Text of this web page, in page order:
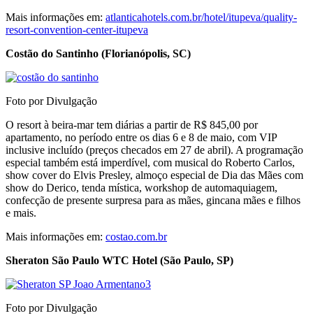
Mais informações em: atlanticahotels.com.br/hotel/itupeva/quality-
resort-convention-center-itupeva
Costão do Santinho (Florianópolis, SC)
Foto por Divulgação
O resort à beira-mar tem diárias a partir de R$ 845,00 por
apartamento, no período entre os dias 6 e 8 de maio, com VIP
inclusive incluído (preços checados em 27 de abril). A programação
especial também está imperdível, com musical do Roberto Carlos,
show cover do Elvis Presley, almoço especial de Dia das Mães com
show do Derico, tenda mística, workshop de automaquiagem,
confecção de presente surpresa para as mães, gincana mães e filhos
e mais.
Mais informações em: costao.com.br
Sheraton São Paulo WTC Hotel (São Paulo, SP)
Foto por Divulgação